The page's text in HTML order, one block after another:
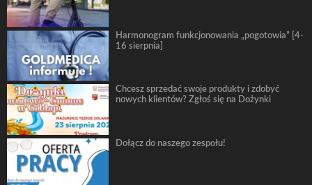
Harmonogram funkcjonowania „pogotowia” [4-
16 sierpnia]
Chcesz sprzedać swoje produkty i zdobyć
nowych klientów? Zgłoś się na Dożynki
Dołącz do naszego zespołu!